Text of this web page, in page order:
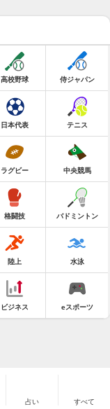
高校野球 侍ジャパン
日本代表 テニス
ラグビー 中央競馬
格闘技 バドミントン
陸上 水泳
ビジネス eスポーツ
占い すべて